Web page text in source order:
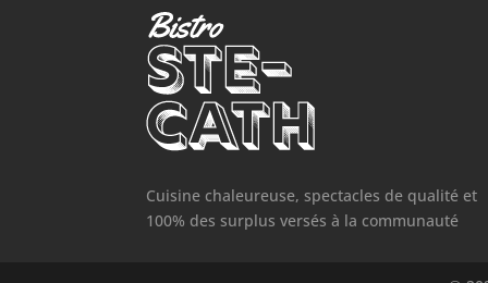
Cuisine chaleureuse, spectacles de qualité et
100% des surplus versés à la communauté